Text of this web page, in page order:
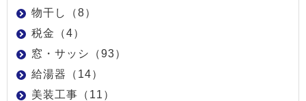
物干し（8）
税金（4）
窓・サッシ（93）
給湯器（14）
美装工事（11）